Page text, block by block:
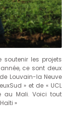
soutenir les projets
ce sont deux
Louvain-la Neuve
» et de « UCL
au Mali. Voici tout
»